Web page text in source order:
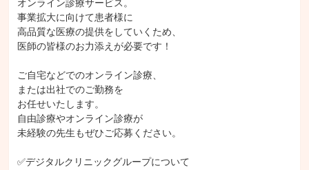
オンライン診療サービス。
事業拡大に向けて患者様に
高品質な医療の提供をしていくため、
医師の皆様のお力添えが必要です！
ご自宅などでのオンライン診療、
または出社でのご勤務を
お任せいたします。
自由診療やオンライン診療が
未経験の先生もぜひご応募ください。
✅デジタルクリニックグループについて